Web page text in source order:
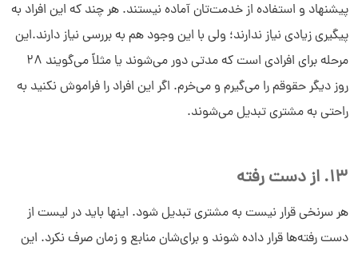
پیشنهاد و استفاده از خدمت‌تان آماده نیستند. هر چند که این افراد به
پیگیری زیادی نیاز ندارند؛ ولی با این وجود هم به بررسی نیاز دارند.این
مرحله برای افرادی است که مدتی دور می‌شوند یا مثلاً می‌گویند 28
روز دیگر حقوقم را می‌گیرم و می‌خرم. اگر این افراد را فراموش نکنید به
راحتی به مشتری تبدیل می‌شوند.
13. از دست رفته
هر سرنخی قرار نیست به مشتری تبدیل شود. اینها باید در لیست از
دست رفته‌ها قرار داده شوند و برای‌شان منابع و زمان صرف نکرد. این